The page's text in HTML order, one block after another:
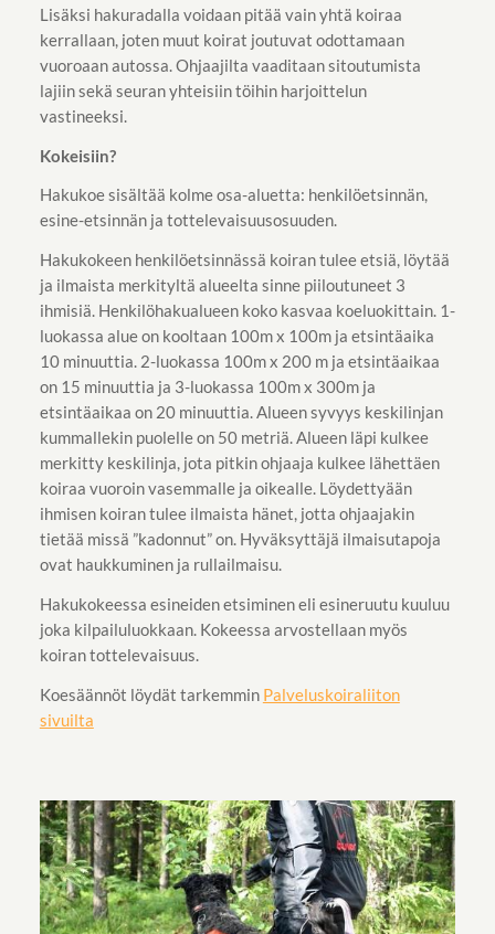
Lisäksi hakuradalla voidaan pitää vain yhtä koiraa
kerrallaan, joten muut koirat joutuvat odottamaan
vuoroaan autossa. Ohjaajilta vaaditaan sitoutumista
lajiin sekä seuran yhteisiin töihin harjoittelun
vastineeksi.
Kokeisiin?
Hakukoe sisältää kolme osa-aluetta: henkilöetsinnän,
esine-etsinnän ja tottelevaisuusosuuden.
Hakukokeen henkilöetsinnässä koiran tulee etsiä, löytää
ja ilmaista merkityltä alueelta sinne piiloutuneet 3
ihmisiä. Henkilöhakualueen koko kasvaa koeluokittain. 1-
luokassa alue on kooltaan 100m x 100m ja etsintäaika
10 minuuttia. 2-luokassa 100m x 200 m ja etsintäaikaa
on 15 minuuttia ja 3-luokassa 100m x 300m ja
etsintäaikaa on 20 minuuttia. Alueen syvyys keskilinjan
kummallekin puolelle on 50 metriä. Alueen läpi kulkee
merkitty keskilinja, jota pitkin ohjaaja kulkee lähettäen
koiraa vuoroin vasemmalle ja oikealle. Löydettyään
ihmisen koiran tulee ilmaista hänet, jotta ohjaajakin
tietää missä ”kadonnut” on. Hyväksyttäjä ilmaisutapoja
ovat haukkuminen ja rullailmaisu.
Hakukokeessa esineiden etsiminen eli esineruutu kuuluu
joka kilpailuluokkaan. Kokeessa arvostellaan myös
koiran tottelevaisuus.
Koesäännöt löydät tarkemmin Palveluskoiraliiton
sivuilta